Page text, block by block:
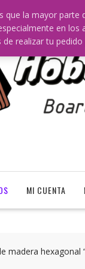
que la mayor
en
realizar tu pedido
MI CUENTA
madera hexagonal